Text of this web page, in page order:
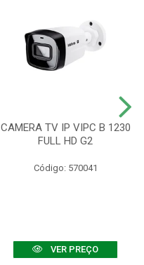
CAMERA TV IP VIPC B 1230
FULL HD G2
Código: 570041
VER PREÇO